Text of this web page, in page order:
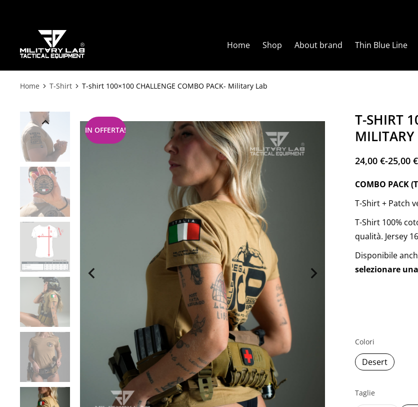
Home Shop About brand Thin Blue Line
Tu sei qui:
Home T-Shirt T-shirt 100×100 CHALLENGE COMBO PACK- Military Lab
IN OFFERTA!
T-SHIRT
MILITARY
24,00 €-25,00 €
COMBO
T-Shirt + Patch
T-Shirt 100%
qualità. Jersey
Disponibile
selezionare
Colori
Desert
Taglie